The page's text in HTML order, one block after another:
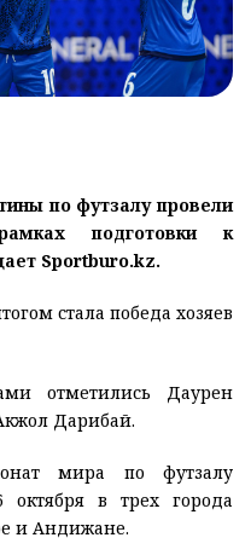
по футзалу провели
подготовки к
Sportburo.kz.
стала победа хозяев
отметились Даурен
Дарибай.
мира по футзалу
в трех города
и Андижане.